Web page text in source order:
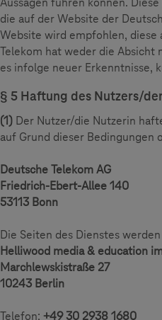
die auf der Website der
Website wird empfohlen, diese
Telekom hat weder die Absicht
es infolge neuer Erkenntnisse,
§ 5 Haftung des Nutzers/
(1) Der Nutzer/die Nutzerin
auf Grund dieser Bedingungen
Deutsche Telekom AG
Friedrich-Ebert-Allee 140
53113 Bonn
Die Seiten des Dienstes
Helliwood media & education
Marchlewskistraße 27
10243 Berlin
Telefon: +49 30 2938 1680